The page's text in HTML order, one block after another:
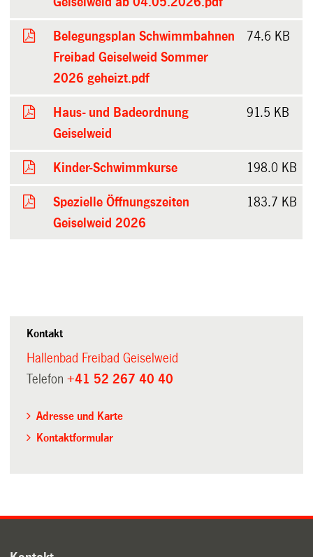
Belegungsplan Schwimmbahnen
Freibad Geiselweid Sommer
2026 geheizt.pdf
74.6 KB
Haus- und Badeordnung
Geiselweid
91.5 KB
Kinder-Schwimmkurse 198.0 KB
Spezielle Öffnungszeiten
Geiselweid 2026
183.7 KB
Kontakt
Hallenbad Freibad Geiselweid
Telefon+41 52 267 40 40
Adresse und Karte
Kontaktformular